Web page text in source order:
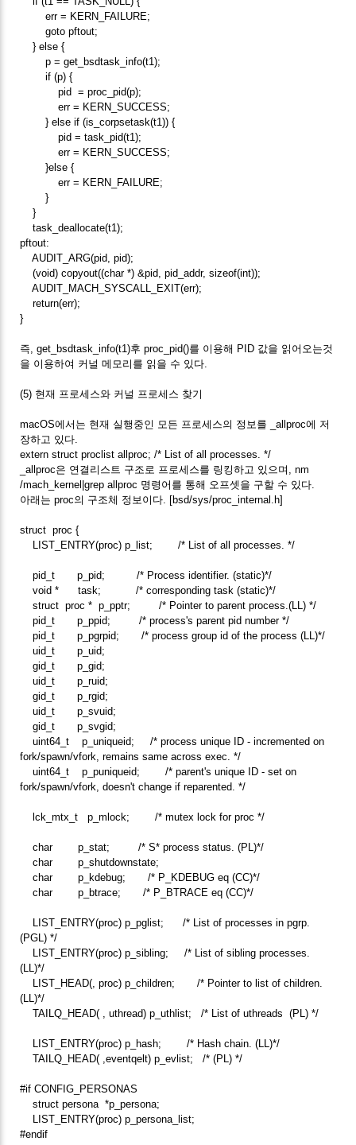
err = KERN_FAILURE;
goto pftout;
} else {
p = get_bsdtask_info(t1);
if (p) {
pid = proc_pid(p);
err = KERN_SUCCESS;
} else if (is_corpsetask(t1)) {
pid = task_pid(t1);
err = KERN_SUCCESS;
}else {
err = KERN_FAILURE;
}
}
task_deallocate(t1);
pftout:
AUDIT_ARG(pid, pid);
(void) copyout((char *) &pid, pid_addr, sizeof(int));
AUDIT_MACH_SYSCALL_EXIT(err);
return(err);
}
즉, get_bsdtask_info(t1)후 proc_pid()를 이용해 PID 값을 읽어오는것
을 이용하여 커널 메모리를 읽을 수 있다.
(5) 현재 프로세스와 커널 프로세스 찾기
macOS에서는 현재 실행중인 모든 프로세스의 정보를 _allproc에 저
장하고 있다.
extern struct proclist allproc; /* List of all processes. */
_allproc은 연결리스트 구조로 프로세스를 링킹하고 있으며, nm
/mach_kernel|grep allproc 명령어를 통해 오프셋을 구할 수 있다.
아래는 proc의 구조체 정보이다. [bsd/sys/proc_internal.h]
struct proc {
LIST_ENTRY(proc) p_list; /* List of all processes. */
pid_t p_pid; /* Process identifier. (static)*/
void * task; /* corresponding task (static)*/
struct proc * p_pptr; /* Pointer to parent process.(LL) */
pid_t p_ppid; /* process's parent pid number */
pid_t p_pgrpid; /* process group id of the process (LL)*/
uid_t p_uid;
gid_t p_gid;
uid_t p_ruid;
gid_t p_rgid;
uid_t p_svuid;
gid_t p_svgid;
uint64_t p_uniqueid; /* process unique ID - incremented on
fork/spawn/vfork, remains same across exec. */
uint64_t p_puniqueid; /* parent's unique ID - set on
fork/spawn/vfork, doesn't change if reparented. */
lck_mtx_t p_mlock; /* mutex lock for proc */
char p_stat; /* S* process status. (PL)*/
char p_shutdownstate;
char p_kdebug; /* P_KDEBUG eq (CC)*/
char p_btrace; /* P_BTRACE eq (CC)*/
LIST_ENTRY(proc) p_pglist; /* List of processes in pgrp.
(PGL) */
LIST_ENTRY(proc) p_sibling; /* List of sibling processes.
(LL)*/
LIST_HEAD(, proc) p_children; /* Pointer to list of children.
(LL)*/
TAILQ_HEAD( , uthread) p_uthlist; /* List of uthreads (PL) */
LIST_ENTRY(proc) p_hash; /* Hash chain. (LL)*/
TAILQ_HEAD( ,eventqelt) p_evlist; /* (PL) */
#if CONFIG_PERSONAS
struct persona *p_persona;
LIST_ENTRY(proc) p_persona_list;
#endif